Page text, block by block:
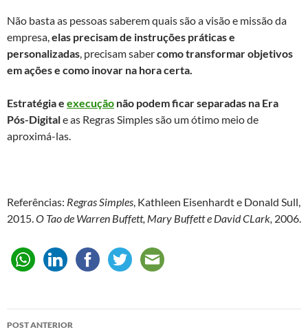
Não basta as pessoas saberem quais são a visão e missão da
empresa,elas precisam de instruções práticas e
personalizadas, precisam sabercomo transformar objetivos
em ações e como inovar na hora certa.
Estratégia e execução não podem ficar separadas na Era
Pós-Digitale as Regras Simples são um ótimo meio de
aproximá-las.
Referências: Regras Simples, Kathleen Eisenhardt e Donald Sull,
2015.O Tao de Warren Buffett, Mary Buffett e David CLark, 2006.
Navegação
POST ANTERIOR